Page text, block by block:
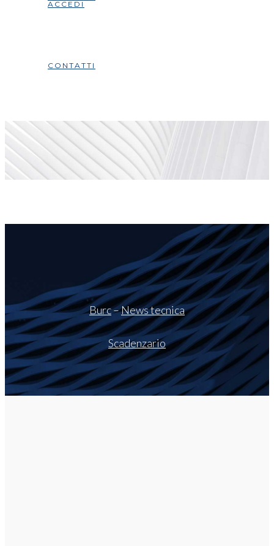
ACCEDI
CONTATTI
Burc–News tecnica
Scadenzario